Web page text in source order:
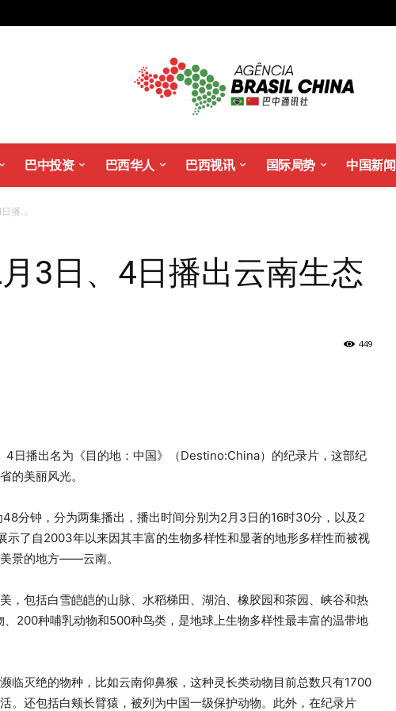
巴中投资 巴西华人 巴西视讯 国际局势 中国新闻
播...
3日、4日播出云南生态
449
日播出名为《目的地：中国》（Destino:China）的纪录片，这部纪
的美丽风光。
分钟，分为两集播出，播出时间分别为2月3日的16时30分，以及2
示了自2003年以来因其丰富的生物多样性和显著的地形多样性而被视
景的地方——云南。
，包括白雪皑皑的山脉、水稻梯田、湖泊、橡胶园和茶园、峡谷和热
200种哺乳动物和500种鸟类，是地球上生物多样性最丰富的温带地
临灭绝的物种，比如云南仰鼻猴，这种灵长类动物目前总数只有1700
。还包括白颊长臂猿，被列为中国一级保护动物。此外，在纪录片